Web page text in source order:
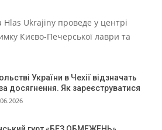
Hlas Ukrajiny проведе у центрі
Києво-Печерської лаври та
України в Чехії відзначать
досягнення. Як зареєструватися